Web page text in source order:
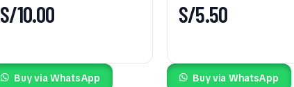
S/10.00
Buy via WhatsApp
S/5.50
Buy via WhatsApp